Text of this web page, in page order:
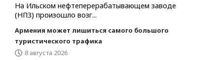
На Ильском нефтеперерабатывающем заводе
(НПЗ) произошло возг...
Армения может лишиться самого большого
туристического трафика
8 августа 2026